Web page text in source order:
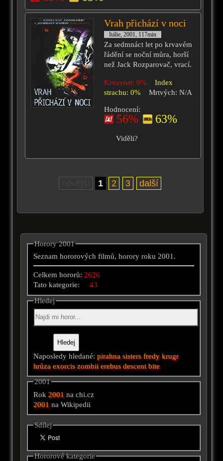
Vrah přichází v noci
Itálie, 2001, 117min
Za sedmnáct let po krvavém
řádění se noční můra, horší
než Jack Rozparovač, vrací.
Krvavost: 0%
Index
strachu: 0%
Mrtvých: N/A
Hodnocení:
56% 63%
Viděli?
1 2 3 další
Horory 2001
Seznam hororových filmů, horory roku 2001.
Celkem hororů:2626
Tato kategorie:43
Hledej
Naposledy hledané:pirahna sisters fredy krugr
hrůza exorcis zombii erebus descent bite
2001
Rok 2001 na chi.cz
2001 na Wikipedii
Sdílej
Hororové kategorie